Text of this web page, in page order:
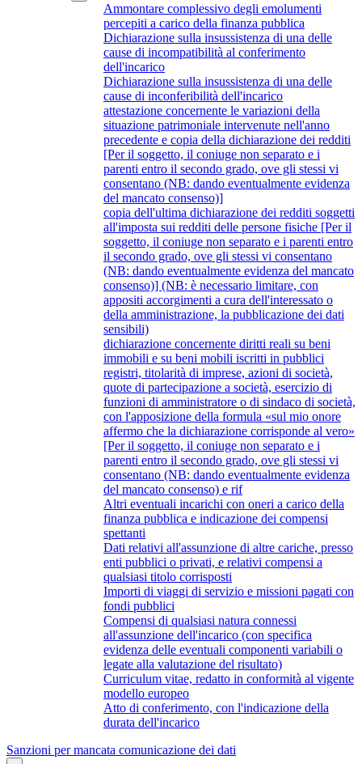
Ammontare complessivo degli emolumenti
percepiti a carico della finanza pubblica
Dichiarazione sulla insussistenza di una delle
cause di incompatibilità al conferimento
dell'incarico
Dichiarazione sulla insussistenza di una delle
cause di inconferibilità dell'incarico
attestazione concernente le variazioni della
situazione patrimoniale intervenute nell'anno
precedente e copia della dichiarazione dei redditi
[Per il soggetto, il coniuge non separato e i
parenti entro il secondo grado, ove gli stessi vi
consentano (NB: dando eventualmente evidenza
del mancato consenso)]
copia dell'ultima dichiarazione dei redditi soggetti
all'imposta sui redditi delle persone fisiche [Per il
soggetto, il coniuge non separato e i parenti entro
il secondo grado, ove gli stessi vi consentano
(NB: dando eventualmente evidenza del mancato
consenso)] (NB: è necessario limitare, con
appositi accorgimenti a cura dell'interessato o
della amministrazione, la pubblicazione dei dati
sensibili)
dichiarazione concernente diritti reali su beni
immobili e su beni mobili iscritti in pubblici
registri, titolarità di imprese, azioni di società,
quote di partecipazione a società, esercizio di
funzioni di amministratore o di sindaco di società,
con l'apposizione della formula «sul mio onore
affermo che la dichiarazione corrisponde al vero»
[Per il soggetto, il coniuge non separato e i
parenti entro il secondo grado, ove gli stessi vi
consentano (NB: dando eventualmente evidenza
del mancato consenso) e rif
Altri eventuali incarichi con oneri a carico della
finanza pubblica e indicazione dei compensi
spettanti
Dati relativi all'assunzione di altre cariche, presso
enti pubblici o privati, e relativi compensi a
qualsiasi titolo corrisposti
Importi di viaggi di servizio e missioni pagati con
fondi pubblici
Compensi di qualsiasi natura connessi
all'assunzione dell'incarico (con specifica
evidenza delle eventuali componenti variabili o
legate alla valutazione del risultato)
Curriculum vitae, redatto in conformità al vigente
modello europeo
Atto di conferimento, con l'indicazione della
durata dell'incarico
Sanzioni per mancata comunicazione dei dati